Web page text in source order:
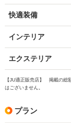
快適装備
インテリア
エクステリア
【JU適正販売店】 掲載の総
はございません。
プラン